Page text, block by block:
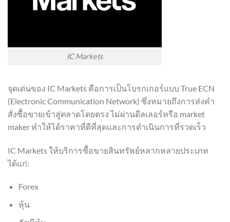
IC Markets
จุดเด่นของ IC Markets คือการเป็นโบรกเกอร์แบบ True ECN
(Electronic Communication Network) ซึ่งหมายถึงการส่งคำ
สั่งซื้อขายเข้าสู่ตลาดโดยตรง ไม่ผ่านดีลเลอร์หรือ market
maker ทำให้ได้ราคาที่ดีที่สุดและการดำเนินการที่รวดเร็ว
IC Markets ให้บริการซื้อขายสินทรัพย์หลากหลายประเภท
ได้แก่:
Forex
หุ้น